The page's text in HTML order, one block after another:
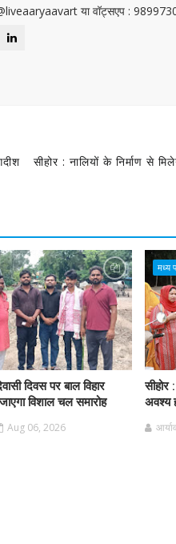
या वॉट्सएप :
सीहोर : नालियों के निर्माण से
दिवस पर बाल विहार
विशाल चल समारोह
Aug 06, 2026
मध्य
सीहोर
अवश्य